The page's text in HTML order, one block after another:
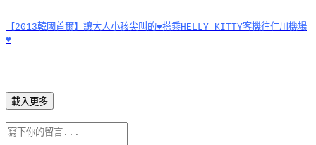
【2013韓國首爾】讓大人小孩尖叫的♥搭乘HELLY KITTY客機往仁川機場
♥
載入更多